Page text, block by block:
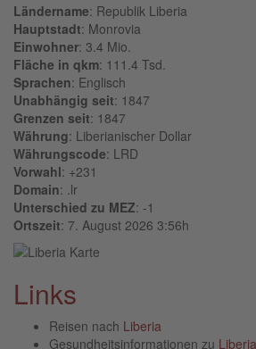
Ländername: Republik Liberia
Hauptstadt: Monrovia
Einwohner: 3.4 Mio.
Fläche in qkm: 111.4 Tsd.
Sprachen: Englisch
Unabhängig seit: 1847
Grenzen seit: 1847
Währung: Liberianischer Dollar
Währungscode: LRD
Vorwahl: +231
Domain: .lr
Unterschied zu MEZ: -1
Ortszeit: 7. August 2026 3:56h
Links
Reisen nach Liberia
Gesundheitsinformationen zu Liberia